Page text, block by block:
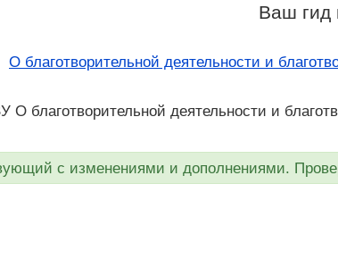
Ваш гид
О благотворительной деятельности и
О благотворительной деятельности и
с изменениями и дополнениями.